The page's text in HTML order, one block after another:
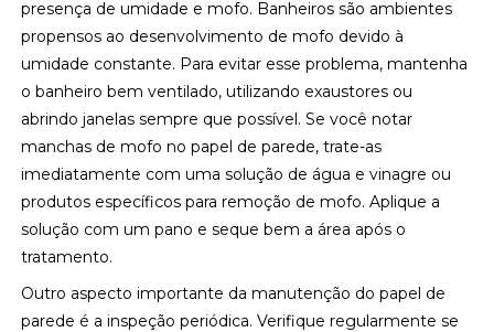
presença de umidade e mofo. Banheiros são ambientes
propensos ao desenvolvimento de mofo devido à
umidade constante. Para evitar esse problema, mantenha
o banheiro bem ventilado, utilizando exaustores ou
abrindo janelas sempre que possível. Se você notar
manchas de mofo no papel de parede, trate-as
imediatamente com uma solução de água e vinagre ou
produtos específicos para remoção de mofo. Aplique a
solução com um pano e seque bem a área após o
tratamento.
Outro aspecto importante da manutenção do papel de
parede é a inspeção periódica. Verifique regularmente se